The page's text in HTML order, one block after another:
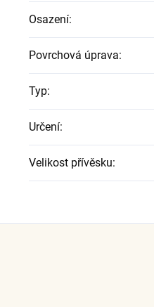
Osazení:
Povrchová úprava:
Typ:
Určení:
Velikost přívěsku: